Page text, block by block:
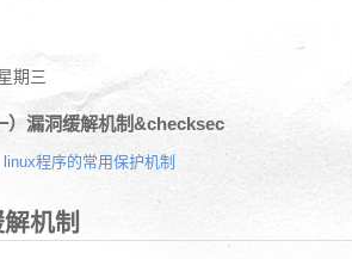
期三
）漏洞缓解机制&checksec
linux程序的常用保护机制
机制